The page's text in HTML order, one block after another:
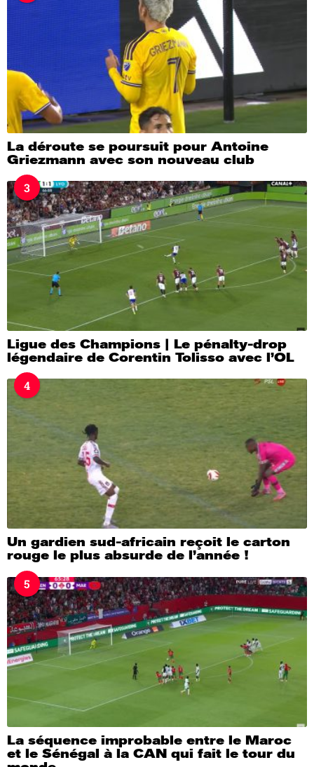
La déroute se poursuit pour Antoine
Griezmann avec son nouveau club
3
Ligue des Champions | Le pénalty-drop
légendaire de Corentin Tolisso avec l’OL
4
Un gardien sud-africain reçoit le carton
rouge le plus absurde de l’année !
5
La séquence improbable entre le Maroc
et le Sénégal à la CAN qui fait le tour du